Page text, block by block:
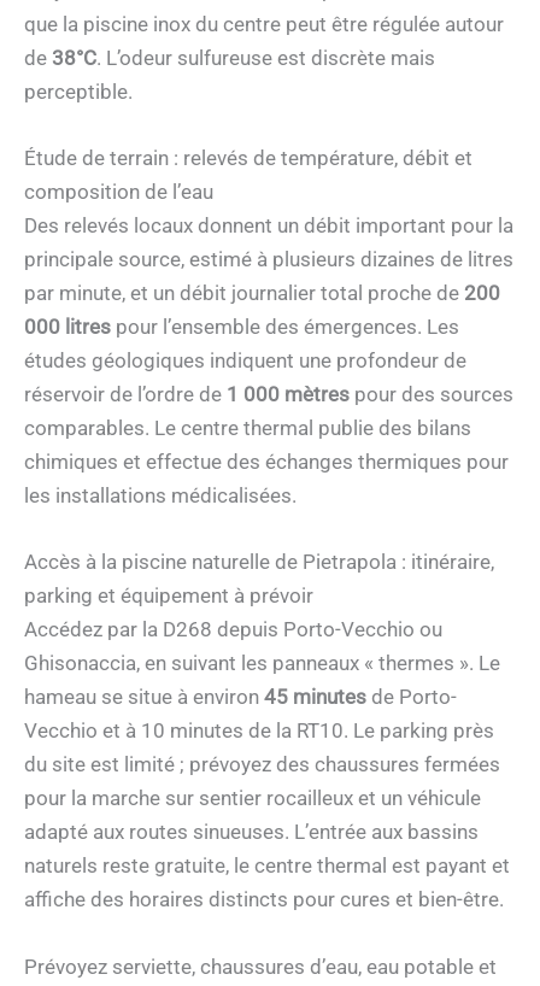
que la piscine inox du centre peut être régulée autour
de 38°C. L’odeur sulfureuse est discrète mais
perceptible.
Étude de terrain : relevés de température, débit et
composition de l’eau
Des relevés locaux donnent un débit important pour la
principale source, estimé à plusieurs dizaines de litres
par minute, et un débit journalier total proche de 200
000 litres pour l’ensemble des émergences. Les
études géologiques indiquent une profondeur de
réservoir de l’ordre de 1 000 mètres pour des sources
comparables. Le centre thermal publie des bilans
chimiques et effectue des échanges thermiques pour
les installations médicalisées.
Accès à la piscine naturelle de Pietrapola : itinéraire,
parking et équipement à prévoir
Accédez par la D268 depuis Porto-Vecchio ou
Ghisonaccia, en suivant les panneaux « thermes ». Le
hameau se situe à environ 45 minutes de Porto-
Vecchio et à 10 minutes de la RT10. Le parking près
du site est limité ; prévoyez des chaussures fermées
pour la marche sur sentier rocailleux et un véhicule
adapté aux routes sinueuses. L’entrée aux bassins
naturels reste gratuite, le centre thermal est payant et
affiche des horaires distincts pour cures et bien-être.
Prévoyez serviette, chaussures d’eau, eau potable et